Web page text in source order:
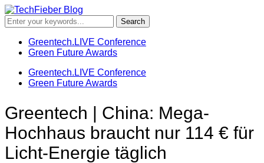
Greentech.LIVE Conference
Green Future Awards
Greentech.LIVE Conference
Green Future Awards
Greentech | China: Mega-
Hochhaus braucht nur 114 € für
Licht-Energie täglich